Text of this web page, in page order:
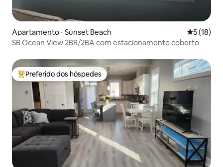
Apartamento ⋅ Sunset Beach 5 de uma
5 (18)
SB Ocean View 2BR/2BA com estacionamento coberto
Entre os melhores preferidos dos hóspedes
Preferido dos hóspedes